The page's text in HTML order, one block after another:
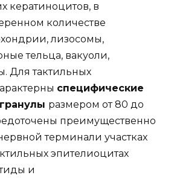
кератиноцитов, в
количестве
лизосомы,
тельца, вакуоли,
Для тактильных
специфические
размером от 80 до
преимущественно
терминали участках
эпителиоцитах
и